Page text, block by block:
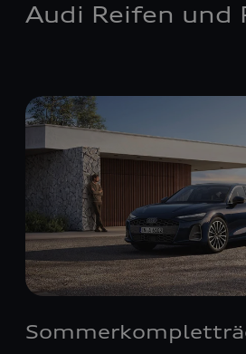
Audi Reifen und